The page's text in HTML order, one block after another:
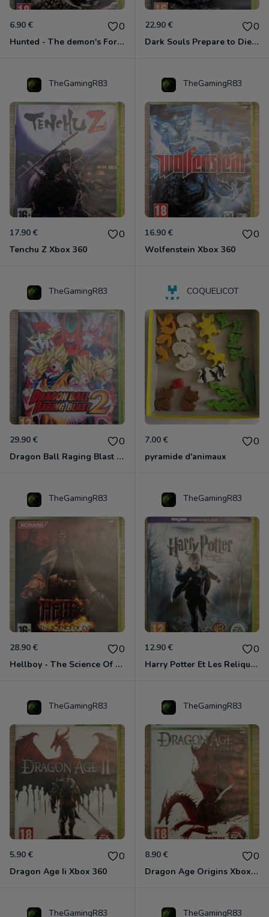
6.90 € 0
Hunted - The demon's Forge Xbox 360 (Complet CIB)
22.90 € 0
Dark Souls Prepare to Die Edition XBOX 360
TheGamingR83
17.90 € 0
Tenchu Z Xbox 360
TheGamingR83
16.90 € 0
Wolfenstein Xbox 360
TheGamingR83
29.90 € 0
Dragon Ball Raging Blast 2 Xbox 360
COQUELICOT
7.00 € 0
pyramide d'animaux
TheGamingR83
28.90 € 0
Hellboy - The Science Of Evil Xbox 360
TheGamingR83
12.90 € 0
Harry Potter Et Les Reliques De La Mort - 1ère Partie Xbox 360
TheGamingR83
5.90 € 0
Dragon Age Ii Xbox 360
TheGamingR83
8.90 € 0
Dragon Age Origins Xbox 360
TheGamingR83 TheGamingR83